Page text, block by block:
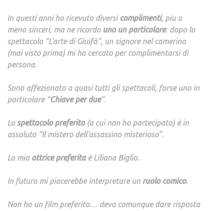
In questi anni ho ricevuto diversicomplimenti, piu o
meno sinceri, ma ne ricordo uno un particolare: dopo lo
spettacolo “L’arte di Giuifà”, un signore nel camerino
(mai visto prima) mi ha cercato per complimentarsi di
persona.
Sono affezionato a quasi tutti gli spettacoli, forse uno in
particolare “Chiave per due“.
Lo spettacolo preferito(a cui non ho partecipato) è in
assoluto “Il mistero dell’assassino misterioso”.
La mia attrice preferita è Liliana Biglio.
In futuro mi piacerebbe interpretare un ruolo comico.
Non ho un film preferito… devo comunque dare risposta